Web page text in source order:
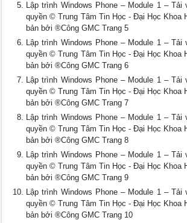
Lập trình Windows Phone – Module 1 –
quyền © Trung Tâm Tin Học - Đại Học Khoa
bản bởi ®Công GMC Trang 5
Lập trình Windows Phone – Module 1 –
quyền © Trung Tâm Tin Học - Đại Học Khoa
bản bởi ®Công GMC Trang 6
Lập trình Windows Phone – Module 1 –
quyền © Trung Tâm Tin Học - Đại Học Khoa
bản bởi ®Công GMC Trang 7
Lập trình Windows Phone – Module 1 –
quyền © Trung Tâm Tin Học - Đại Học Khoa
bản bởi ®Công GMC Trang 8
Lập trình Windows Phone – Module 1 –
quyền © Trung Tâm Tin Học - Đại Học Khoa
bản bởi ®Công GMC Trang 9
Lập trình Windows Phone – Module 1 –
quyền © Trung Tâm Tin Học - Đại Học Khoa
bản bởi ®Công GMC Trang 10